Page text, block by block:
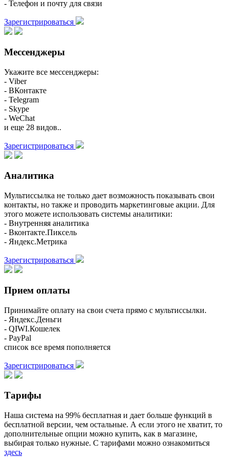
- Телефон и почту для связи
Зарегистрироваться
Мессенджеры
Укажите все мессенджеры:
- Viber
- ВКонтакте
- Telegram
- Skype
- WeChat
и еще 28 видов..
Зарегистрироваться
Аналитика
Мультиссылка не только дает возможность показывать свои
контакты, но также и проводить маркетинговые акции. Для
этого можете использовать системы аналитики:
- Внутренняя аналитика
- Вконтакте.Пиксель
- Яндекс.Метрика
Зарегистрироваться
Прием оплаты
Принимайте оплату на свои счета прямо с мультиссылки.
- Яндекс.Деньги
- QIWI.Кошелек
- PayPal
список все время пополняется
Зарегистрироваться
Тарифы
Наша система на 99% бесплатная и дает больше функций в
бесплатной версии, чем остальные. А если этого не хватит, то
дополнительные опции можно купить, как в магазине,
выбирая только нужные. С тарифами можно ознакомиться
здесь